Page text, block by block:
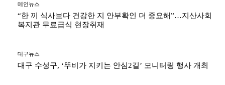
메인뉴스
“한 끼 식사보다 건강한 지 안부확인 더 중요해”…지산사회
복지관 무료급식 현장취재
대구뉴스
대구 수성구, ‘뚜비가 지키는 안심2길’ 모니터링 행사 개최